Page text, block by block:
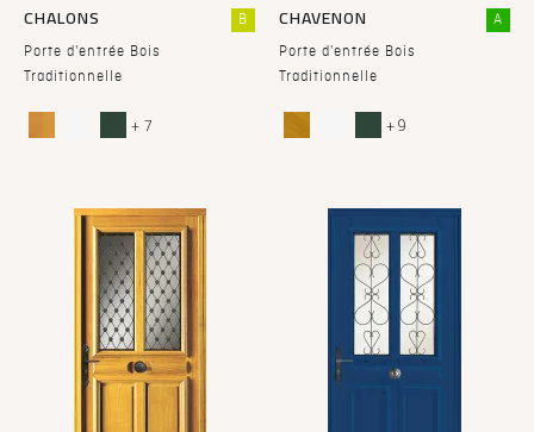
CHALONS
Porte d'entrée Bois
Traditionnelle
B
+ 7
CHAVENON
Porte d'entrée Bois
Traditionnelle
A
+ 9